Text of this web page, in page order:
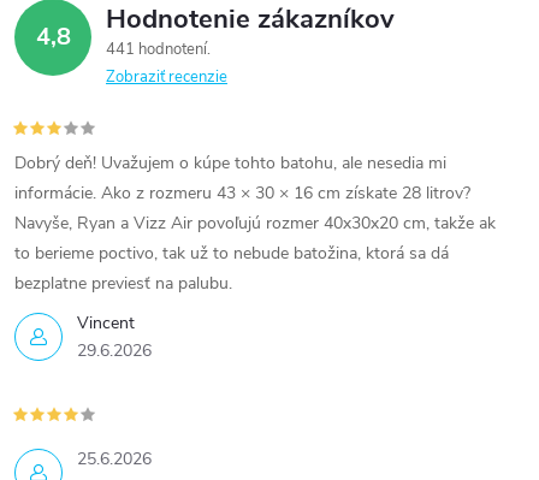
4,8 Hodnotenie zákazníkov
441 hodnotení
Zobraziť recenzie
Vincent
29.6.2026
Dobrý deň! Uvažujem o kúpe tohto batohu, ale nesedia mi
informácie. Ako z rozmeru 43 × 30 × 16 cm získate 28 litrov?
Navyše, Ryan a Vizz Air povoľujú rozmer 40x30x20 cm, takže ak
to berieme poctivo, tak už to nebude batožina, ktorá sa dá
bezplatne previesť na palubu.
25.6.2026